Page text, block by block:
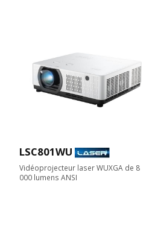
LSC801WU
Vidéoprojecteur laser WUXGA de 8
000 lumens ANSI